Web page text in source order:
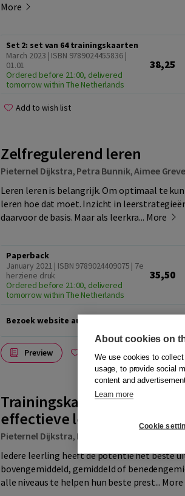
More
Set 2: set van 64 trainingskaarten
March 2023 | ISBN 9789024455836 |
01.01
Ordered before 21:00, delivered
tomorrow within The Netherlands
38,25
Add to wish list
Zelfregulerend leren
Pieternel Dijkstra, Petra Bunnik,Aimee
Leren leren is belangrijk. Om optimaal te
leren hoe dat moet. Inzicht in
daarvoor de basis. Maar als leerkra... More
Paperback
January 2021 | ISBN 9789024409075 | 7e
herziene druk
Ordered before 21:00, delivered
tomorrow within The Netherlands
35,50
Bezoek website auteurs
Preview Add to wish list
Trainingskaarten
effectieve leerstrategieën
Pieternel Dijkstra, Petra Bunnik
Iedere leerling heeft de potentie het beste
bovengemiddeld, gemiddeld of
alle niveaus te helpen hun beste prest... More
About cookies on
We use cookies to
usage, to provide social
content and
Learn more
Cookie